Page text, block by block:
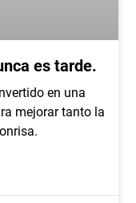
es tarde.
en una
mejorar tanto la